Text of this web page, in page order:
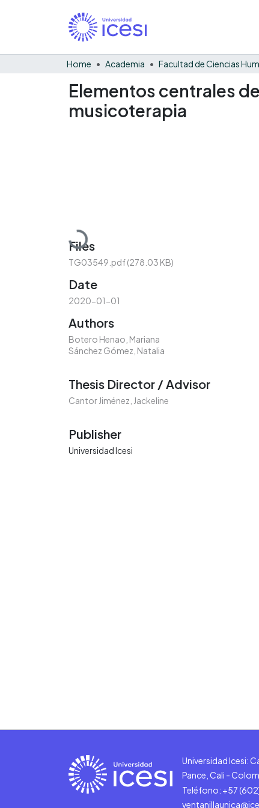
Home Academia Facultad de Ciencias
Elementos centrales
musicoterapia
Loading...
Files
TG03549.pdf(278.03 KB)
Date
2020-01-01
Authors
Botero Henao, Mariana
Sánchez Gómez, Natalia
Thesis Director / Advisor
Cantor Jiménez, Jackeline
Publisher
Universidad Icesi
Universidad Icesi:
Pance, Cali -
Teléfono: +57